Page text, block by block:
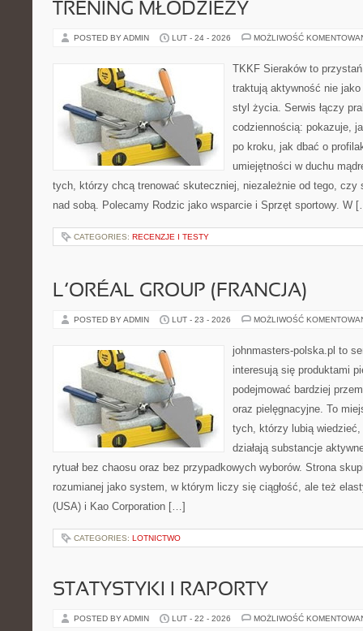
TRENING MŁODZIEŻY
POSTED BY ADMIN LUT - 24 - 2026 MOŻLIWOŚĆ
TKKF Sieraków to
traktują aktywność nie
styl życia. Serwis łączy
codziennością: pokazuje,
po kroku, jak dbać o
umiejętności w duchu
tych, którzy chcą trenować skuteczniej, niezależnie od tego, czy
nad sobą. Polecamy Rodzic jako wsparcie i Sprzęt sportowy. W
CATEGORIES: RECENZJE I TESTY
L’ORÉAL GROUP (FRANCJA)
POSTED BY ADMIN LUT - 23 - 2026 MOŻLIWOŚĆ
johnmasters-polska.pl to
interesują się produktami
podejmować bardziej
oraz pielęgnacyjne. To
tych, którzy lubią wiedzieć,
działają substancje
rytuał bez chaosu oraz bez przypadkowych wyborów. Strona
rozumianej jako system, w którym liczy się ciągłość, ale też
(USA) i Kao Corporation […]
CATEGORIES: LOTNICTWO
STATYSTYKI I RAPORTY
POSTED BY ADMIN LUT - 22 - 2026 MOŻLIWOŚĆ